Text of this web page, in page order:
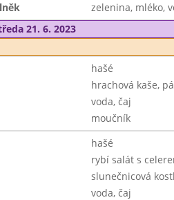
zelenina, mléko,
21. 6. 2023
hašé
hrachová kaše,
voda, čaj
moučník
hašé
rybí salát s
slunečnicová
voda, čaj